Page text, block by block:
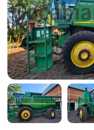
Previous